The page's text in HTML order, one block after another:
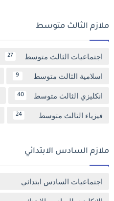
ملازم الثالث متوسط
اجتماعيات الثالث متوسط 27
اسلامية الثالث متوسط 9
انكليزي الثالث متوسط 40
فيزياء الثالث متوسط 24
ملازم السادس الابتدائي
اجتماعيات السادس ابتدائي